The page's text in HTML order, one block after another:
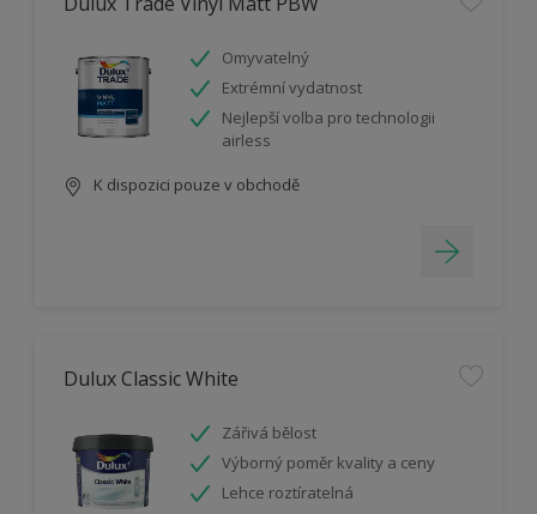
Omyvatelný
Extrémní vydatnost
Nejlepší volba pro technologii
airless
K dispozici pouze v obchodě
Dulux Classic White
Zářivá bělost
Výborný poměr kvality a ceny
Lehce roztíratelná